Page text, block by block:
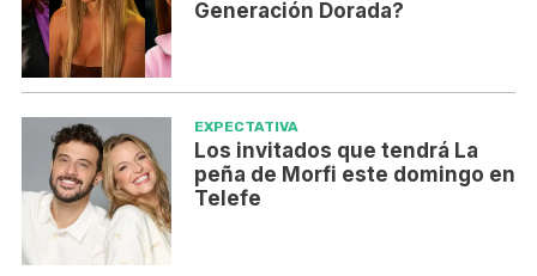
Generación Dorada?
EXPECTATIVA
Los invitados que tendrá La
peña de Morfi este domingo en
Telefe